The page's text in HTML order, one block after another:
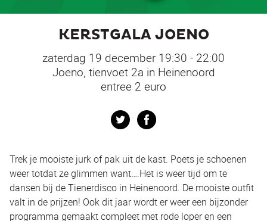
KERSTGALA JOENO
zaterdag 19 december 19:30 - 22:00
Joeno, tienvoet 2a in Heinenoord
entree 2 euro
Twitter
Trek je mooiste jurk of pak uit de kast. Poets je schoenen
weer totdat ze glimmen want….Het is weer tijd om te
dansen bij de Tienerdisco in Heinenoord. De mooiste outfit
valt in de prijzen! Ook dit jaar wordt er weer een bijzonder
programma gemaakt compleet met rode loper en een